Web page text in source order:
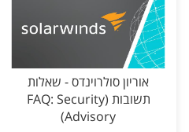
אוריון סולרוינדס - שאלות
תשובות (FAQ: Security
Advisory)